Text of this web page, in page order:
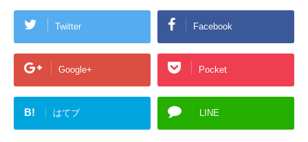
Twitter Facebook
Google+ Pocket
B! はてブ LINE